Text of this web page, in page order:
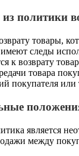
политики
товары,
следы
к возврату
товара
покупателя или
является
между